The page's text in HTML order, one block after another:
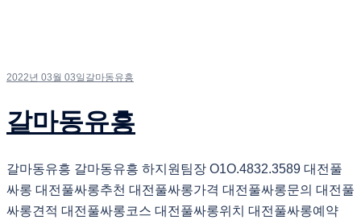
2022년 03월 03일 갈마동유흥
갈마동유흥
갈마동유흥 갈마동유흥 하지원팀장 O1O.4832.3589 대전풀
싸롱 대전풀싸롱추천 대전풀싸롱가격 대전풀싸롱문의 대전풀
싸롱견적 대전풀싸롱코스 대전풀싸롱위치 대전풀싸롱예약